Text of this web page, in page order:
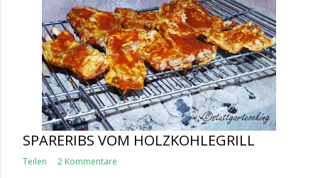
SPARERIBS VOM HOLZKOHLEGRILL
Teilen 2 Kommentare